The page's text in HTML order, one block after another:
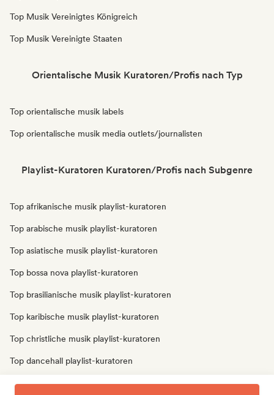
Top Musik Vereinigtes Königreich
Top Musik Vereinigte Staaten
Orientalische Musik Kuratoren/Profis nach Typ
Top orientalische musik labels
Top orientalische musik media outlets/journalisten
Playlist-Kuratoren Kuratoren/Profis nach Subgenre
Top afrikanische musik playlist-kuratoren
Top arabische musik playlist-kuratoren
Top asiatische musik playlist-kuratoren
Top bossa nova playlist-kuratoren
Top brasilianische musik playlist-kuratoren
Top karibische musik playlist-kuratoren
Top christliche musik playlist-kuratoren
Top dancehall playlist-kuratoren
Top lateinamerikanische musik playlist-kuratoren